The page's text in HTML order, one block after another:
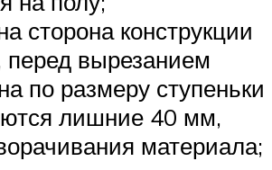
сторона конструкции
перед вырезанием
по размеру ступеньки
лишние 40 мм,
материала;